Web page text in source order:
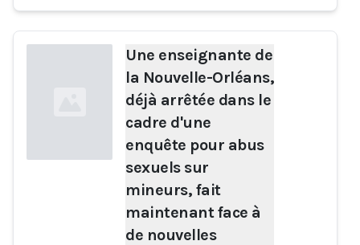
Une enseignante de
la Nouvelle-Orléans,
déjà arrêtée dans le
cadre d'une
enquête pour abus
sexuels sur
mineurs, fait
maintenant face à
de nouvelles